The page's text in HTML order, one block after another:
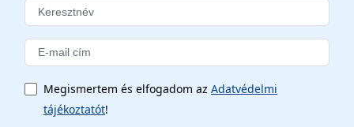
Megismertem és elfogadom az Adatvédelmi
tájékoztatót!